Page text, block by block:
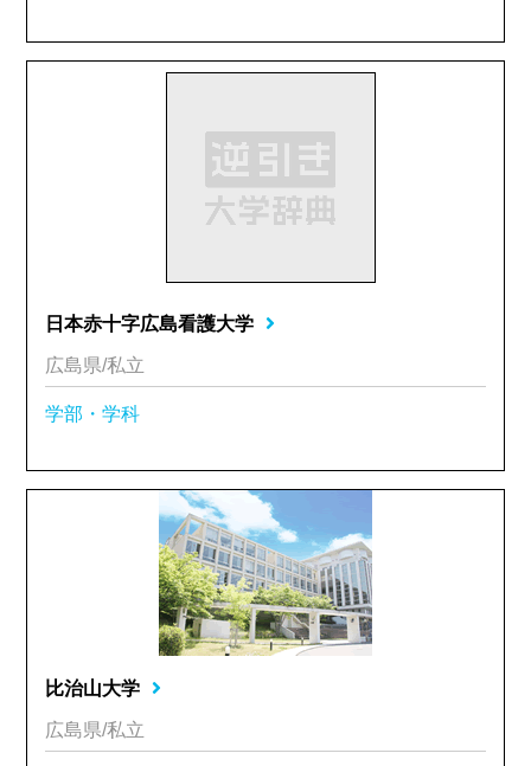
日本赤十字広島看護大学
広島県/私立
学部・学科
比治山大学
広島県/私立